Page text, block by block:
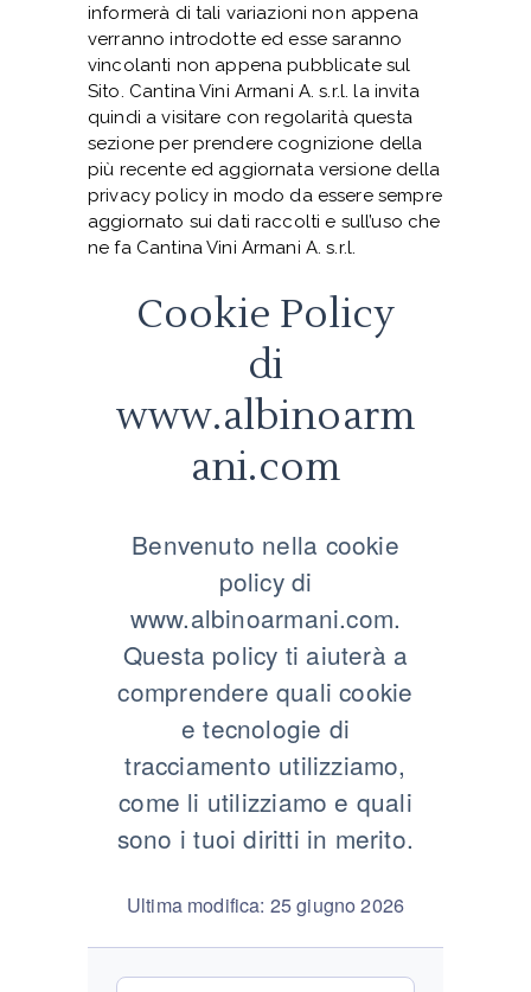
informerà di tali variazioni non appena
verranno introdotte ed esse saranno
vincolanti non appena pubblicate sul
Sito. Cantina Vini Armani A. s.r.l. la invita
quindi a visitare con regolarità questa
sezione per prendere cognizione della
più recente ed aggiornata versione della
privacy policy in modo da essere sempre
aggiornato sui dati raccolti e sull’uso che
ne fa Cantina Vini Armani A. s.r.l.
Cookie Policy
di
www.albinoarm
ani.com
Benvenuto nella cookie
policy di
www.albinoarmani.com.
Questa policy ti aiuterà a
comprendere quali cookie
e tecnologie di
tracciamento utilizziamo,
come li utilizziamo e quali
sono i tuoi diritti in merito.
Ultima modifica: 25 giugno 2026